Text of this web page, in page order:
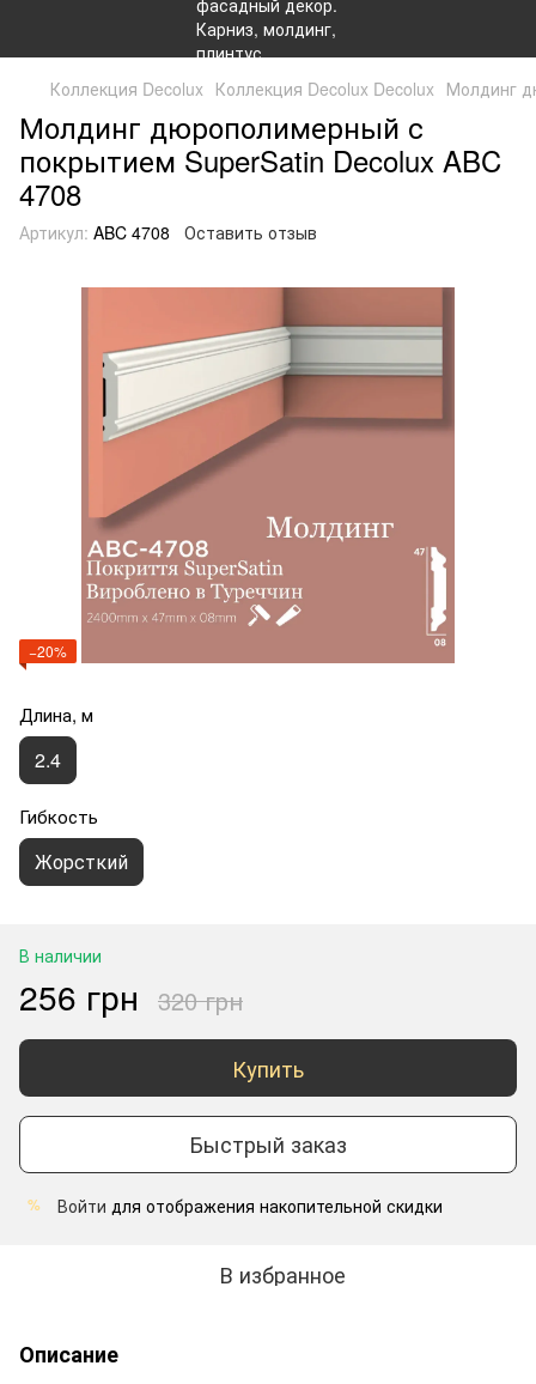
Коллекция Decolux Коллекция Decolux Decolux Молдинг
Молдинг дюрополимерный с
покрытием SuperSatin Decolux ABC
4708
Артикул: ABC 4708 Оставить отзыв
−20%
Длина, м
2.4
Гибкость
Жорсткий
В наличии
256 грн 320 грн
Купить
Быстрый заказ
% Войти для отображения накопительной скидки
В избранное
Описание